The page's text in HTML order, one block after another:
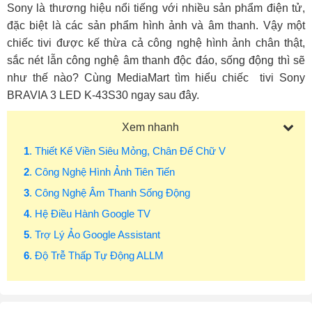
Sony là thương hiệu nổi tiếng với nhiều sản phẩm điện tử,
đặc biệt là các sản phẩm hình ảnh và âm thanh. Vậy một
chiếc tivi được kế thừa cả công nghệ hình ảnh chân thật,
sắc nét lẫn công nghệ âm thanh độc đáo, sống động thì sẽ
như thế nào? Cùng MediaMart tìm hiểu chiếc tivi Sony
BRAVIA 3 LED K-43S30 ngay sau đây.
Xem nhanh
1. Thiết Kế Viền Siêu Mỏng, Chân Đế Chữ V
2. Công Nghệ Hình Ảnh Tiên Tiến
3. Công Nghệ Âm Thanh Sống Động
4. Hệ Điều Hành Google TV
5. Trợ Lý Ảo Google Assistant
6. Độ Trễ Thấp Tự Động ALLM